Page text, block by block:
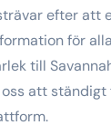
efter att
för
till
att